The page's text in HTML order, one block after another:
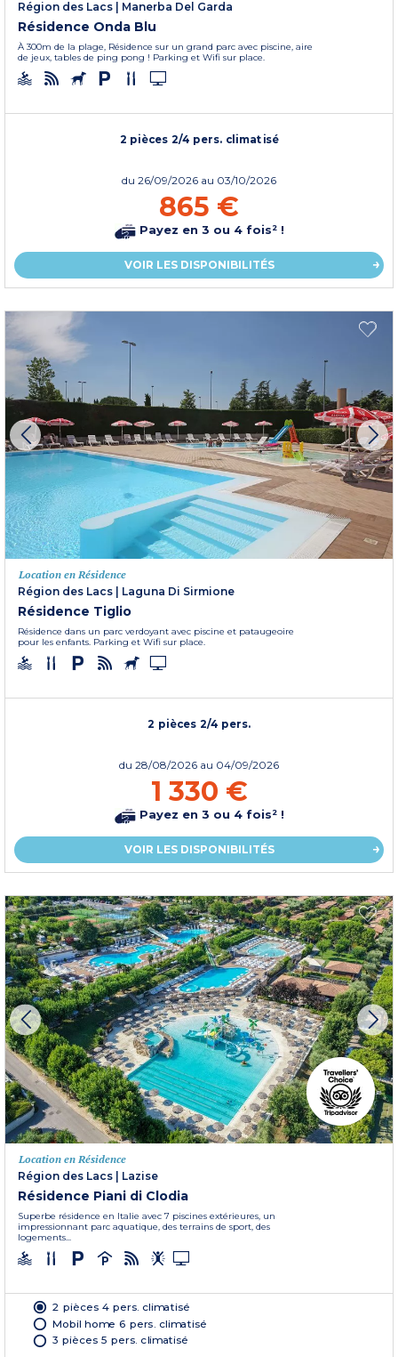
Région des Lacs | Manerba Del Garda
Résidence Onda Blu
À 300m de la plage, Résidence sur un grand parc avec piscine, aire
de jeux, tables de ping pong ! Parking et Wifi sur place.
2 pièces 2/4 pers. climatisé
du 26/09/2026 au 03/10/2026
865 €
Payez en 3 ou 4 fois² !
VOIR LES DISPONIBILITÉS
Location en Résidence
Région des Lacs
Laguna Di Sirmione
Résidence Tiglio
Résidence dans un parc verdoyant avec piscine et pataugeoire
pour les enfants. Parking et Wifi sur place.
2 pièces 2/4 pers.
du 28/08/2026 au 04/09/2026
1 330 €
Payez en 3 ou 4 fois² !
VOIR LES DISPONIBILITÉS
Location en Résidence
Région des Lacs
Lazise
Résidence Piani di Clodia
Superbe résidence en Italie avec 7 piscines extérieures, un
impressionnant parc aquatique, des terrains de sport, des
logements...
2 pièces 4 pers. climatisé
Mobil home 6 pers. climatisé
3 pièces 5 pers. climatisé